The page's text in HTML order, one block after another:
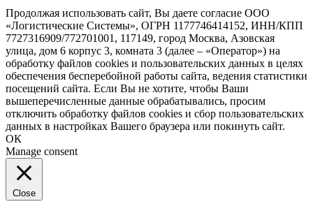
Продолжая использовать сайт, Вы даете согласие ООО
«Логистические Системы», ОГРН 1177746414152, ИНН/КПП
7727316909/772701001, 117149, город Москва, Азовская
улица, дом 6 корпус 3, комната 3 (далее – «Оператор») на
обработку файлов cookies и пользовательских данных в целях
обеспечения бесперебойной работы сайта, ведения статистики
посещений сайта. Если Вы не хотите, чтобы Ваши
вышеперечисленные данные обрабатывались, просим
отключить обработку файлов cookies и сбор пользовательских
данных в настройках Вашего браузера или покинуть сайт.
ОК
Manage consent
Close